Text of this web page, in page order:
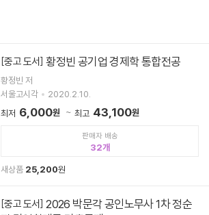
[중고 도서] 황정빈 공기업 경제학 통합전공
황정빈 저
서울고시각
2020.2.10.
최저 6,000원 최고 43,100원
판매자 배송
32
새상품 25,200원
[중고 도서] 2026 박문각 공인노무사 1차 정순